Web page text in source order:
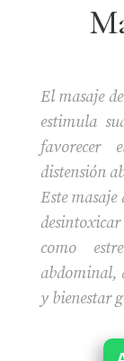
El masaje
estimula
distensión
Este
como
abdominal,
y bienestar